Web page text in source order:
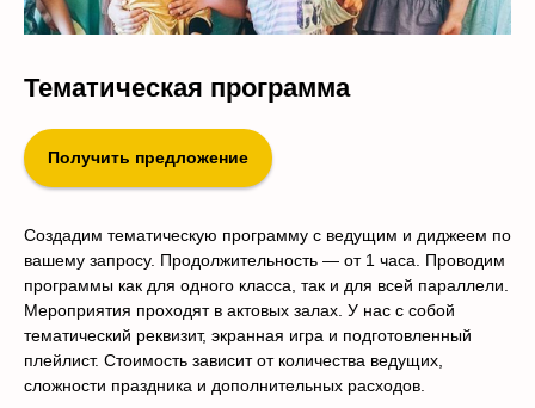
Тематическая программа
Получить предложение
Создадим тематическую программу с ведущим и диджеем по
вашему запросу. Продолжительность — от 1 часа. Проводим
программы как для одного класса, так и для всей параллели.
Мероприятия проходят в актовых залах. У нас с собой
тематический реквизит, экранная игра и подготовленный
плейлист. Стоимость зависит от количества ведущих,
сложности праздника и дополнительных расходов.